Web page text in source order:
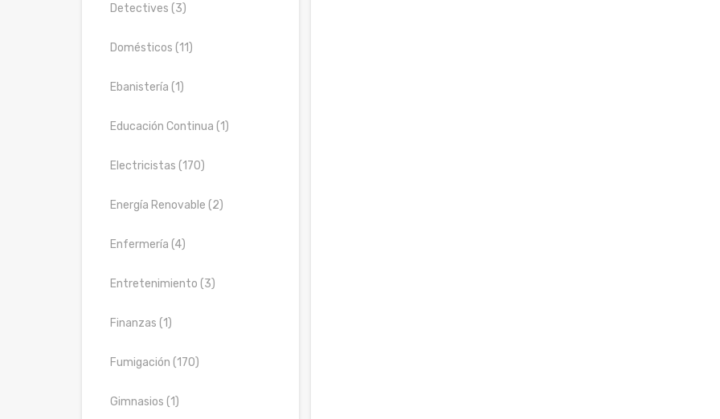
Detectives (3)
Domésticos (11)
Ebanistería (1)
Educación Continua (1)
Electricistas (170)
Energía Renovable (2)
Enfermería (4)
Entretenimiento (3)
Finanzas (1)
Fumigación (170)
Gimnasios (1)